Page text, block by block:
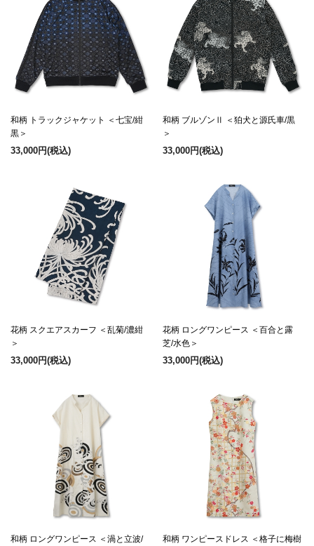
和柄 トラックジャケット ＜七宝/紺
黒＞
33,000円(税込)
和柄 ブルゾンⅡ ＜狛犬と源氏車/黒
＞
33,000円(税込)
花柄 スクエアスカーフ ＜乱菊/濃紺
＞
33,000円(税込)
花柄 ロングワンピース ＜百合と露
芝/水色＞
33,000円(税込)
和柄 ロングワンピース ＜渦と立波/
和柄 ワンピースドレス ＜格子に梅樹